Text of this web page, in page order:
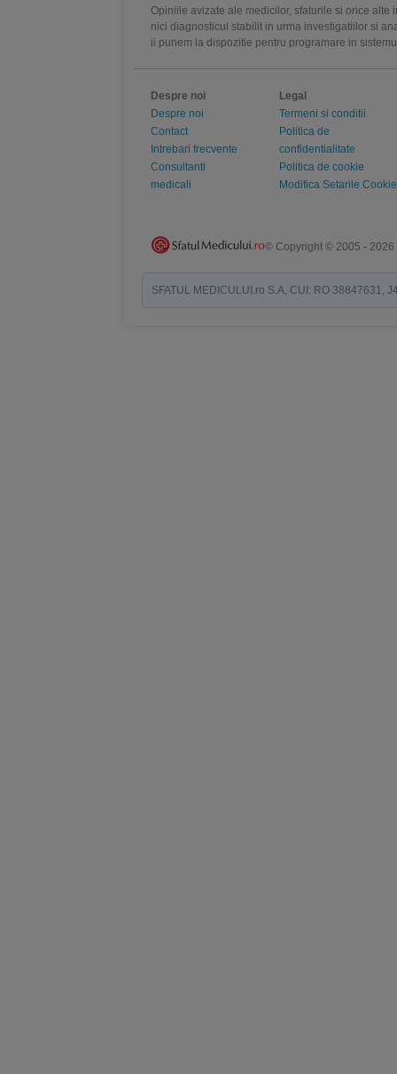
Opiniile avizate ale medicilor, sfaturile si orice
nici diagnosticul stabilit in urma investigatiilor si
ii punem la dispozitie pentru programare in
Despre noi
Despre noi
Contact
Intrebari frecvente
Consultanti
medicali
Legal
Termeni si conditii
Politica de
confidentialitate
Politica de cookie
Modifica Setarile Cookie
© Copyright © 2005 - 2026
SFATUL MEDICULUI.ro S.A, CUI: RO 38847631,